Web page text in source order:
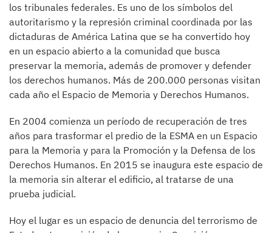
los tribunales federales. Es uno de los símbolos del
autoritarismo y la represión criminal coordinada por las
dictaduras de América Latina que se ha convertido hoy
en un espacio abierto a la comunidad que busca
preservar la memoria, además de promover y defender
los derechos humanos. Más de 200.000 personas visitan
cada año el Espacio de Memoria y Derechos Humanos.
En 2004 comienza un período de recuperación de tres
años para trasformar el predio de la ESMA en un Espacio
para la Memoria y para la Promoción y la Defensa de los
Derechos Humanos. En 2015 se inaugura este espacio de
la memoria sin alterar el edificio, al tratarse de una
prueba judicial.
Hoy el lugar es un espacio de denuncia del terrorismo de